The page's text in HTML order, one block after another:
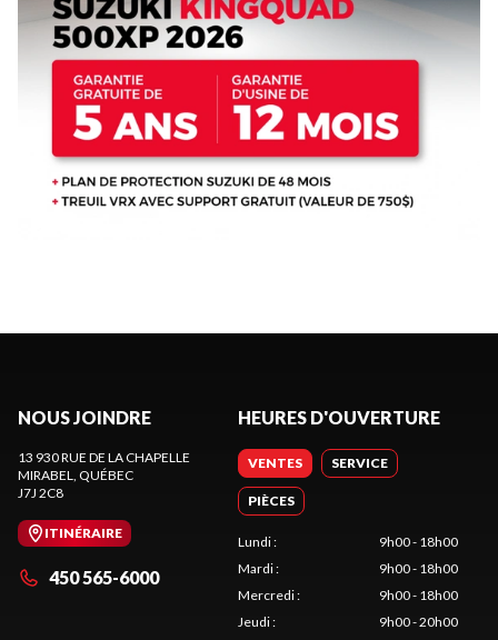
NOUS JOINDRE
13 930 RUE DE LA CHAPELLE
MIRABEL, QUÉBEC
J7J 2C8
ITINÉRAIRE
450 565-6000
HEURES D'OUVERTURE
VENTES SERVICE
PIÈCES
Lundi:
9h00 - 18h00
Mardi:
9h00 - 18h00
Mercredi:
9h00 - 18h00
Jeudi: 9h00 - 20h00